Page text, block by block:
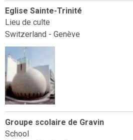
Eglise Sainte-Trinité
Lieu de culte
Switzerland - Genève
Groupe scolaire de Gravin
School